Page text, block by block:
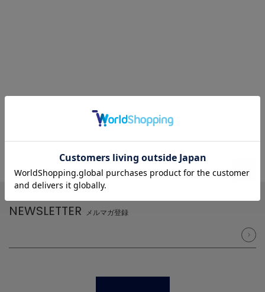
NEWSLETTER メルマガ登録